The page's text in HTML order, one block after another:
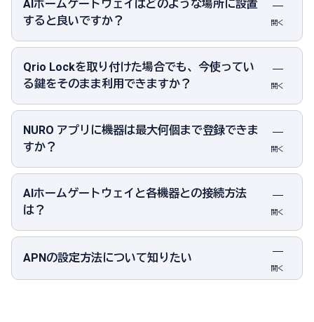
AIホームゲートウェイはどのような場所に設置
すると良いですか？
開く
Qrio Lockを取り付けた場合でも、今使ってい
る鍵をそのまま利用できますか？
開く
NURO アプリに機器は最大何個まで登録できま
すか？
開く
AIホームゲートウェイと各機器との接続方法
は？
開く
APNの設定方法について知りたい
開く